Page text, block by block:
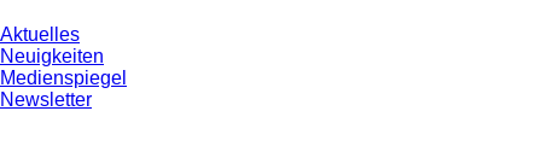
Aktuelles
Neuigkeiten
Medienspiegel
Newsletter